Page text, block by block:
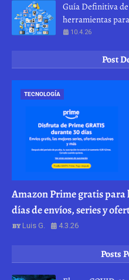
Guía Definitiva
herramientas
10.4.26
Post
TECNOLOGÍA
Amazon Prime gratis para
días de envíos, series y
Luis G. 4.3.26
Posts